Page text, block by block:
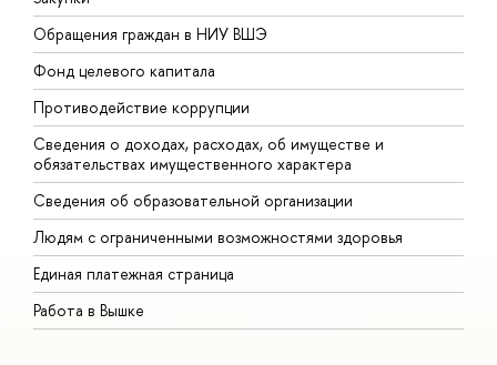
Обращения граждан в НИУ ВШЭ
Фонд целевого капитала
Противодействие коррупции
Сведения о доходах, расходах, об имуществе и
обязательствах имущественного характера
Сведения об образовательной организации
Людям с ограниченными возможностями здоровья
Единая платежная страница
Работа в Вышке